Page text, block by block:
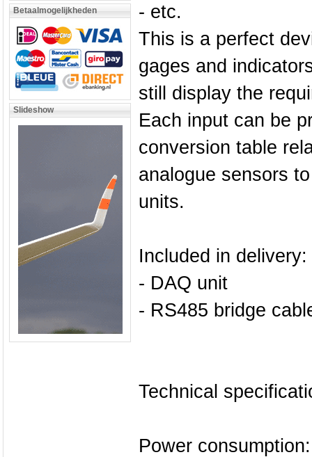
Betaalmogelijkheden
Slideshow
- etc.
This is a perfect
gages and
still display the
Each input can be
conversion table
analogue sensors
units.
Included in delivery:
- DAQ unit
- RS485 bridge
Technical
Power